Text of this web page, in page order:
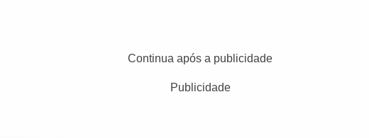
Continua após a publicidade
Publicidade